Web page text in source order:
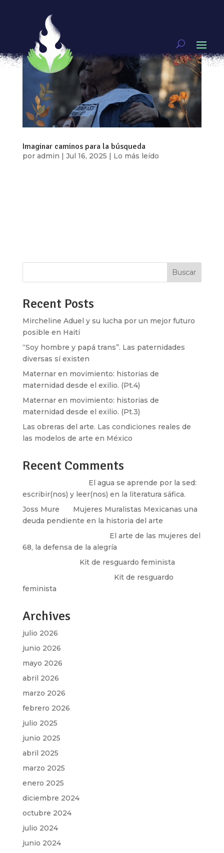
Imaginar caminos para la búsqueda
por admin | Jul 16, 2025 | Lo más leído
Buscar
Recent Posts
Mircheline Aduel y su lucha por un mejor futuro
posible en Haití
“Soy hombre y papá trans”. Las paternidades
diversas sí existen
Maternar en movimiento: historias de
maternidad desde el exilio. (Pt.4)
Maternar en movimiento: historias de
maternidad desde el exilio. (Pt.3)
Las obreras del arte. Las condiciones reales de
las modelos de arte en México
Recent Comments
El agua se aprende por la sed:
escribir(nos) y leer(nos) en la literatura sáfica.
Joss Mure
Mujeres Muralistas Mexicanas una
deuda pendiente en la historia del arte
El arte de las mujeres del
68, la defensa de la alegría
Kit de resguardo feminista
Kit de resguardo
feminista
Archives
julio 2026
junio 2026
mayo 2026
abril 2026
marzo 2026
febrero 2026
julio 2025
junio 2025
abril 2025
marzo 2025
enero 2025
diciembre 2024
octubre 2024
julio 2024
junio 2024